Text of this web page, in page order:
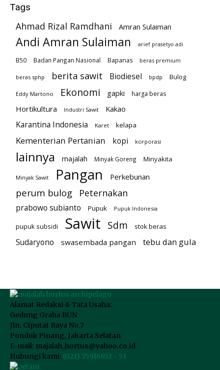
Tags
Ahmad Rizal Ramdhani Amran Sulaiman
Andi Amran Sulaiman arief prasetyo adi
B50 Badan Pangan Nasional Bapanas beras premium
beras sphp berita sawit Biodiesel bpdp Bulog
Eddy Martono Ekonomi gapki harga beras
Hortikultura Industri Sawit Kakao
Karantina Indonesia Karet kelapa
Kementerian Pertanian kopi korporasi
lainnya majalah Minyak Goreng Minyakita
Minyak Sawit Pangan Perkebunan
perum bulog Peternakan
prabowo subianto Pupuk Pupuk Indonesia
pupuk subsidi Sawit Sdm stok beras
Sudaryono swasembada pangan tebu dan gula
Alamat Redaksi & Tata Usaha:
Gedung Graha BUN
Jln. Ciputat Raya No.7
Pondok Pinang, Jakarta Selatan
E-mail: majalah_hortus@yahoo.co.id
Hubungi kami: (021) 75916652 - 53